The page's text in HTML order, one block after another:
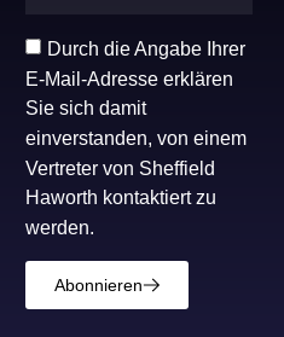
Durch die Angabe Ihrer
E-Mail-Adresse erklären
Sie sich damit
einverstanden, von einem
Vertreter von Sheffield
Haworth kontaktiert zu
werden.
Abonnieren